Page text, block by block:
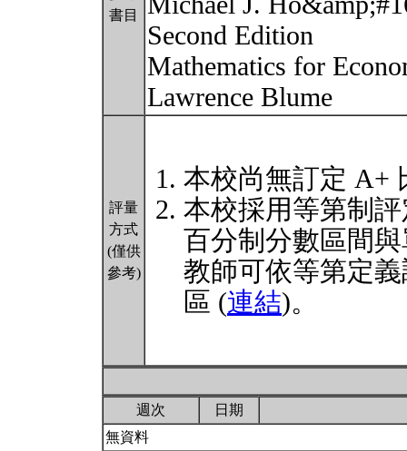
書目
Second Edition
Mathematics for
Lawrence Blume
評量
方式
(僅供
參考)
本校尚無訂定 A+
本校採用等第制
百分制分數區間
教師可依等第定
區 (連結)。
週次
日期
無資料